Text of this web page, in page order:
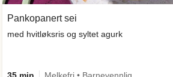
Pankopanert sei
med hvitløksris og syltet agurk
35 min Melkefri • Barnevennlig